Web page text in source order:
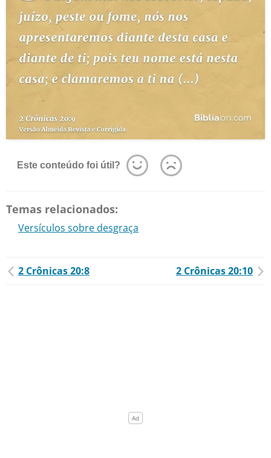
Este conteúdo foi útil?
Temas relacionados:
Versículos sobre desgraça
2 Crônicas 20:8 2 Crônicas 20:10